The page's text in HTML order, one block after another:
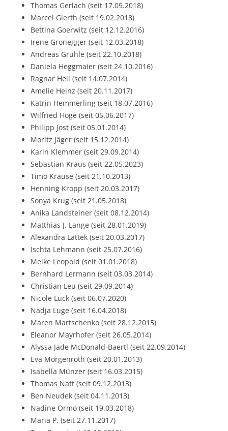
Thomas Gerlach (seit 17.09.2018)
Marcel Gierth (seit 19.02.2018)
Bettina Goerwitz (seit 12.12.2016)
Irene Gronegger (seit 12.03.2018)
Andreas Gruhle (seit 22.10.2018)
Daniela Heggmaier (seit 24.10.2016)
Ragnar Heil (seit 14.07.2014)
Amelie Heinz (seit 20.11.2017)
Katrin Hemmerling (seit 18.07.2016)
Wilfried Hoge (seit 05.06.2017)
Philipp Jost (seit 05.01.2014)
Moritz Jäger (seit 15.12.2014)
Karin Klemmer (seit 29.09.2014)
Sebastian Kraus (seit 22.05.2023)
Timo Krause (seit 21.10.2013)
Henning Kropp (seit 20.03.2017)
Sonya Krug (seit 21.05.2018)
Anika Landsteiner (seit 08.12.2014)
Matthias J. Lange (seit 28.01.2019)
Alexandra Lattek (seit 20.03.2017)
Ischta Lehmann (seit 25.07.2016)
Meike Leopold (seit 01.01.2018)
Bernhard Lermann (seit 03.03.2014)
Christian Leu (seit 29.09.2014)
Nicole Luck (seit 06.07.2020)
Nadja Luge (seit 16.04.2018)
Maren Martschenko (seit 28.12.2015)
Eleanor Mayrhofer (seit 26.05.2014)
Alyssa Jade McDonald-Baertl (seit 22.09.2014)
Eva Morgenroth (seit 20.01.2013)
Isabella Münzer (seit 16.03.2015)
Thomas Natt (seit 09.12.2013)
Ben Neudek (seit 04.11.2013)
Nadine Ormo (seit 19.03.2018)
Maria P. (seit 27.11.2017)